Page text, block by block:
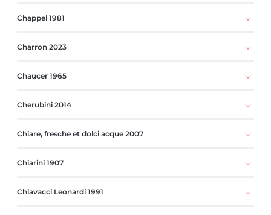
Chappel 1981
Charron 2023
Chaucer 1965
Cherubini 2014
Chiare, fresche et dolci acque 2007
Chiarini 1907
Chiavacci Leonardi 1991